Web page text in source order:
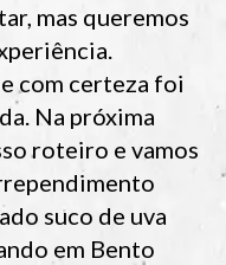
mas queremos
com certeza foi
Na próxima
roteiro e vamos
suco de uva
em Bento